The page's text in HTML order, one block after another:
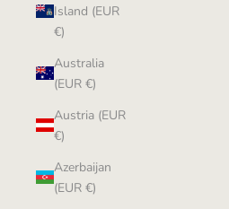
Island (EUR
€)
Australia
(EUR €)
Austria (EUR
€)
Azerbaijan
(EUR €)